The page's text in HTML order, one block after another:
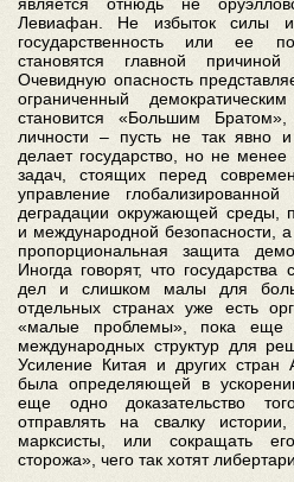
является отнюдь не
Левиафан. Не избыток силы и
государственность или ее
становятся главной причиной
Очевидную опасность
ограниченный
становится «Большим
личности – пусть не так явно и
делает государство, но не
задач, стоящих перед
управление
деградации окружающей среды,
и международной безопасности,
пропорциональная защита
Иногда говорят, что
дел и слишком малы для
отдельных странах уже есть
«малые проблемы», пока еще
международных структур для
Усиление Китая и других стран
была определяющей в
еще одно доказательство
отправлять на свалку
марксисты, или сокращать
сторожа», чего так хотят